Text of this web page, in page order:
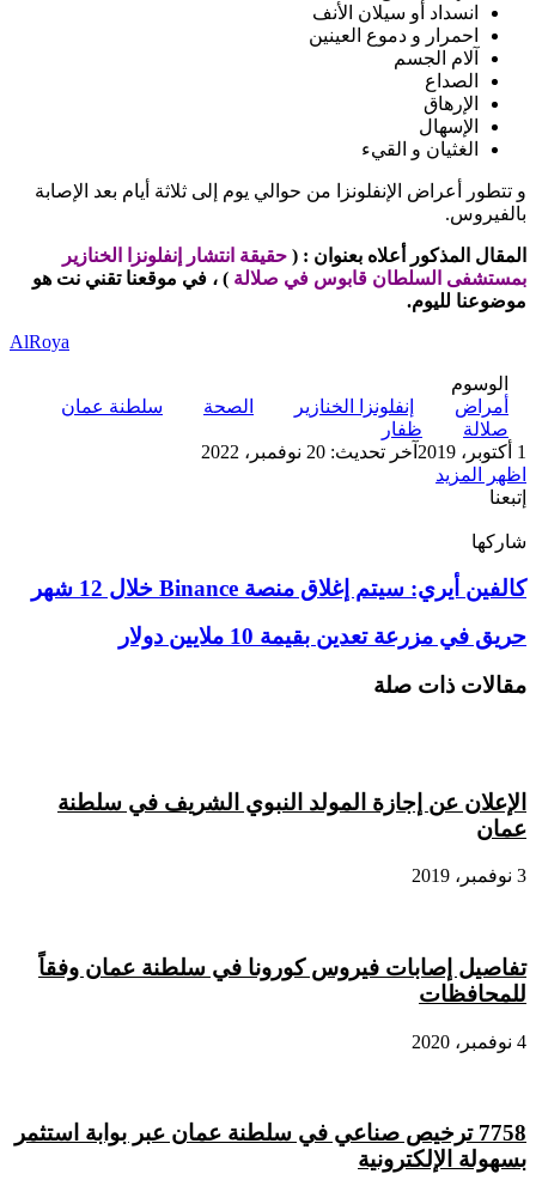
انسداد أو سيلان الأنف
احمرار و دموع العينين
آلام الجسم
الصداع
الإرهاق
الإسهال
الغثيان و القيء
و تتطور أعراض الإنفلونزا من حوالي يوم إلى ثلاثة أيام بعد الإصابة
بالفيروس.
المقال المذكور أعلاه بعنوان :
( حقيقة انتشار إنفلونزا الخنازير
بمستشفى السلطان قابوس في صلالة ) ، في موقعنا تقني نت هو
موضوعنا لليوم.
AlRoya
الوسوم
أمراض
إنفلونزا الخنازير الصحة
سلطنة عمان
صلالة
ظفار
1 أكتوبر، 2019
آخر تحديث: 20 نوفمبر، 2022
اظهر المزيد
إتبعنا
شاركها
كالفين
سيتم
إغلاق
منصة
Binance
كالفين أيري: سيتم إغلاق منصة Binance خلال 12 شهر
حريق
في
مزرعة
دولار
حريق في مزرعة تعدين بقيمة 10 ملايين دولار
مقالات ذات صلة
الإعلان عن إجازة المولد النبوي الشريف في سلطنة
عمان
3 نوفمبر، 2019
تفاصيل إصابات فيروس كورونا في سلطنة عمان وفقاً
للمحافظات
4 نوفمبر، 2020
7758 ترخيص صناعي في سلطنة عمان عبر بوابة استثمر
بسهولة الإلكترونية